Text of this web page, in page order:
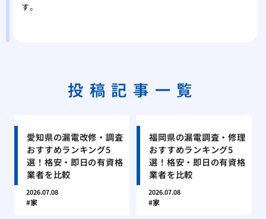
す。
投稿記事一覧
愛知県の漏電改修・調査
おすすめランキング5
選！格安・即日の有資格
業者を比較
2026.07.08
家
福岡県の漏電調査・修理
おすすめランキング5
選！格安・即日の有資格
業者を比較
2026.07.08
家